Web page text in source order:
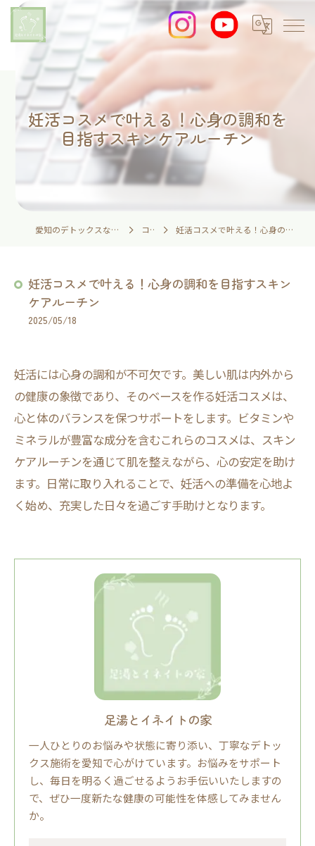
妊活コスメで叶える！心身の調和を
目指すスキンケアルーチン
愛知のデトックスなら足湯とイネイトの家 コラム 妊活コスメで叶える！心身の調和を目指すスキンケアルーチン
妊活コスメで叶える！心身の調和を目指すスキン
ケアルーチン
2025/05/18
妊活には心身の調和が不可欠です。美しい肌は内外から
の健康の象徴であり、そのベースを作る妊活コスメは、
心と体のバランスを保つサポートをします。ビタミンや
ミネラルが豊富な成分を含むこれらのコスメは、スキン
ケアルーチンを通じて肌を整えながら、心の安定を助け
ます。日常に取り入れることで、妊活への準備を心地よ
く始め、充実した日々を過ごす手助けとなります。
足湯とイネイトの家
一人ひとりのお悩みや状態に寄り添い、丁寧なデトッ
クス施術を愛知で心がけています。お悩みをサポート
し、毎日を明るく過ごせるようお手伝いいたしますの
で、ぜひ一度新たな健康の可能性を体感してみません
か。